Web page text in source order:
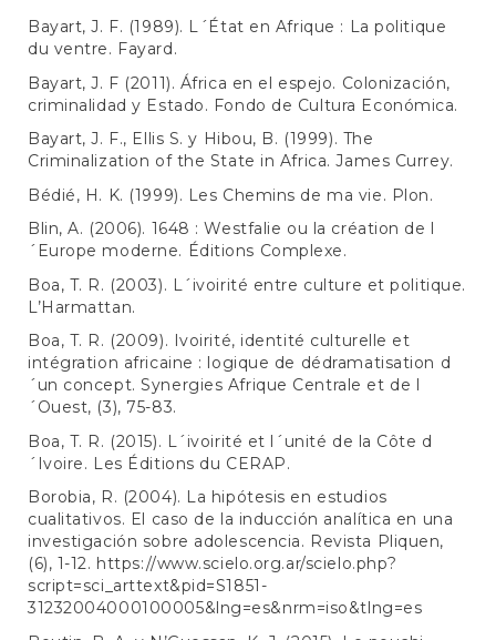
Bayart, J. F. (1989). L´État en Afrique : La politique
du ventre. Fayard.
Bayart, J. F (2011). África en el espejo. Colonización,
criminalidad y Estado. Fondo de Cultura Económica.
Bayart, J. F., Ellis S. y Hibou, B. (1999). The
Criminalization of the State in Africa. James Currey.
Bédié, H. K. (1999). Les Chemins de ma vie. Plon.
Blin, A. (2006). 1648 : Westfalie ou la création de l
´Europe moderne. Éditions Complexe.
Boa, T. R. (2003). L´ivoirité entre culture et politique.
L’Harmattan.
Boa, T. R. (2009). Ivoirité, identité culturelle et
intégration africaine : logique de dédramatisation d
´un concept. Synergies Afrique Centrale et de l
´Ouest, (3), 75-83.
Boa, T. R. (2015). L´ivoirité et l´unité de la Côte d
´Ivoire. Les Éditions du CERAP.
Borobia, R. (2004). La hipótesis en estudios
cualitativos. El caso de la inducción analítica en una
investigación sobre adolescencia. Revista Pliquen,
(6), 1-12. https://www.scielo.org.ar/scielo.php?
script=sci_arttext&pid=S1851-
31232004000100005&lng=es&nrm=iso&tlng=es